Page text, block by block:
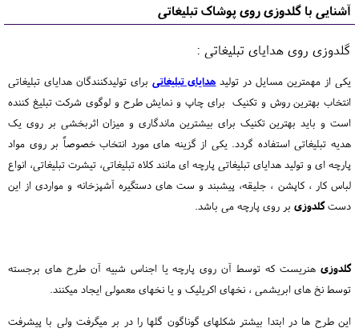
آشنایی با گلدوزی روی پوشاک تبلیغاتی
گلدوزی روی هدایای تبلیغاتی :
یکی از مهمترین مسایل در تولید هدایای تبلیغاتی برای تولیدکنندگان هدایای تبلیغاتی
انتخاب بهترین روش و تکنیک برای چاپ و نمایش طرح و لوگوی شرکت تبلیغ کننده
است و باید بهترین تکنیک برای بیشترین ماندگاری و میزان اثربخشی بر روی یک
هدیه تبلیغاتی استفاده گردد. یکی از گزینه های مورد انتخاب خصوصاً بر روی مواد
پارچه ای و تولید هدایای تبلیغاتی پارچه ای مانند کلاه تبلیغاتی، تیشرت تبلیغاتی، انواع
لباس کار ، کاپشن ، جلیقه، پیشبند و ست های دستگیره آشپزخانه و مواردی از این
دستگلدوزی بر روی پارچه می باشد.
گلدوزی هنریست که توسط آن روی پارچه یا اجناس شبیه آن طرح های برجسته
توسط نخ های ابریشمی ، نخهای اکریلیک و یا نخهای معمولی ایجاد میکنند.
این طرح ها در ابتدا بیشتر شکلهای گوناگون گلها را در بر میگرفت ولی با پیشرفت